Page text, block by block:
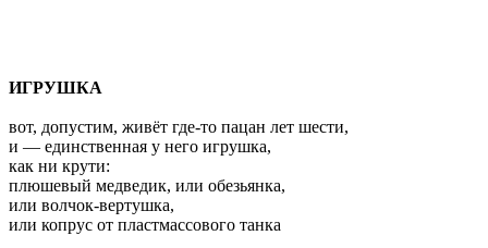
ИГРУШКА
вот, допустим, живёт где-то пацан лет шести,
и — единственная у него игрушка,
как ни крути:
плюшевый медведик, или обезьянка,
или волчок-вертушка,
или копрус от пластмассового танка